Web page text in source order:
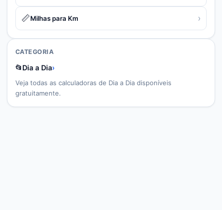
📏Milhas para Km ›
CATEGORIA
📂Dia a Dia›
Veja todas as calculadoras de Dia a Dia disponíveis
gratuitamente.